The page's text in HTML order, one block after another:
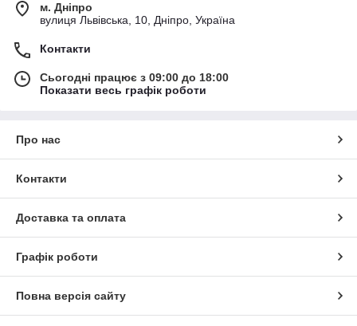
м. Дніпро
вулиця Львівська, 10, Дніпро, Україна
Контакти
Сьогодні працює з 09:00 до 18:00
Показати весь графік роботи
Про нас
Контакти
Доставка та оплата
Графік роботи
Повна версія сайту